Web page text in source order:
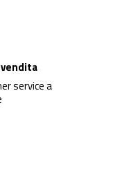
service a